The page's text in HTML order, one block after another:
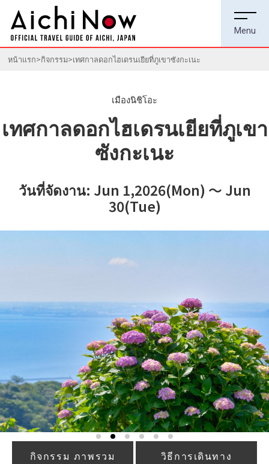
หน้าแรก กิจกรรม เทศกาลดอกไฮเดรนเยียที่ภูเขาซังกะเนะ
เมืองนิชิโอะ
เทศกาลดอกไฮเดรนเยียที่ภูเขา
ซังกะเนะ
วันที่จัดงาน: Jun 1,2026(Mon) ～ Jun
30(Tue)
กิจกรรม ภาพรวม วิธีการเดินทาง